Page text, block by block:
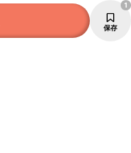
保存
1